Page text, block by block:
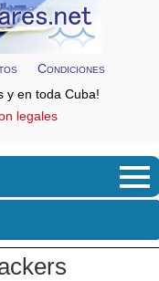
Condiciones
y en toda Cuba!
legales